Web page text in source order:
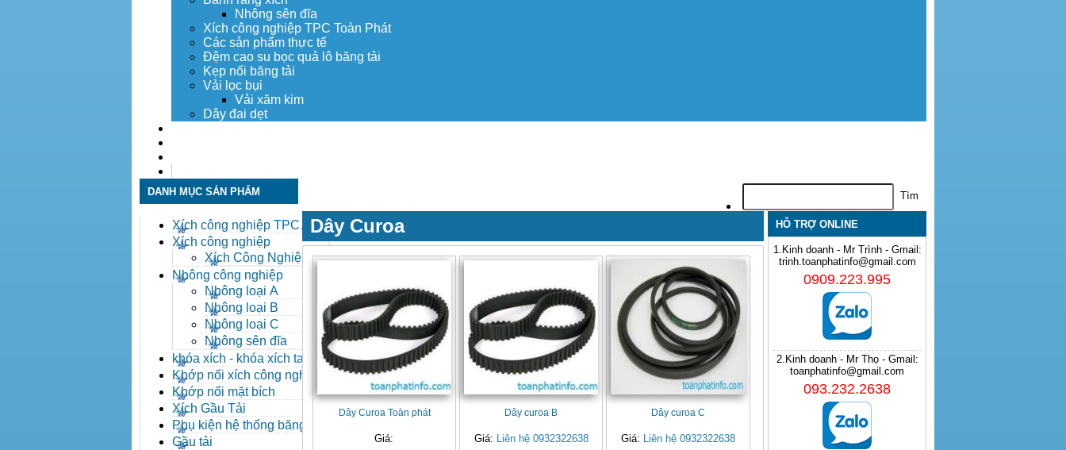
Nhông sên đĩa
Xích công nghiệp TPC Toàn Phát
Các sản phẩm thực tế
Đệm cao su bọc quả lô băng tải
Kẹp nối băng tải
Vải lọc bụi
Vải xăm kim
Dây đai dẹt
DANH MỤC SẢN PHẨM
Xích công nghiệp TPC
Toàn Phát
Xích công nghiệp
Xích Công Nghiệp -
Xich Cong Nghiep
Nhông công nghiệp
Nhông loại A
Nhông loại B
Nhông loại C
Nhông sên đĩa
khóa xích - khóa xích tai eo
- khóa xích công nghiệp
Khớp nối xích công nghiệp
Khớp nối mặt bích
Xích Gầu Tải
Phụ kiện hệ thống băng tải
Gầu tải
Dây Curoa
Dây Curoa Toàn phát
Giá:
Dây curoa B
Giá: Liên hệ 0932322638
Dây curoa C
Giá: Liên hệ 0932322638
HỖ TRỢ ONLINE
1.Kinh doanh - Mr Trình - Gmail:
trinh.toanphatinfo@gmail.com
0909.223.995
2.Kinh doanh - Mr Thọ - Gmail:
toanphatinfo@gmail.com
093.232.2638